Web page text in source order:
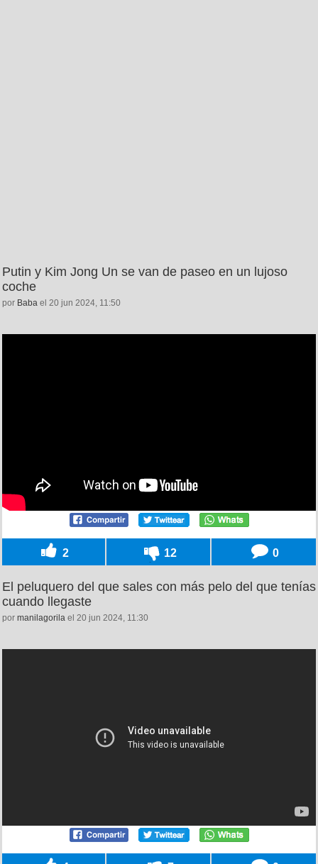
Putin y Kim Jong Un se van de paseo en un lujoso
coche
por Baba el 20 jun 2024, 11:50
2 12 0
El peluquero del que sales con más pelo del que tenías
cuando llegaste
por manilagorila el 20 jun 2024, 11:30